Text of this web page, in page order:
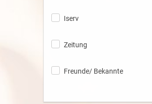
Iserv
Zeitung
Freunde/ Bekannte